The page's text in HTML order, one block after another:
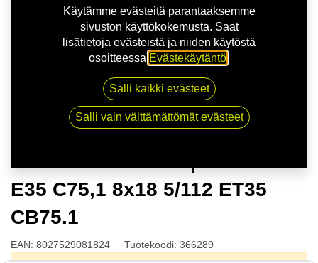
OZ FORMULA HLT | 8X18 5-112 E35 C75,1 8x18 5/112
ET35 CB75.1
E35 C75,1 8x18 5/112 ET35
CB75.1
EAN: 8027529081824 Tuotekoodi: 366289
Käytämme evästeitä parantaaksemme
sivuston käyttökokemusta. Saat
lisätietoja evästeistä ja niiden käytöstä
osoitteessa Evästekäytäntö
Salli kaikki evästeet
Salli vain välttämättömät evästeet